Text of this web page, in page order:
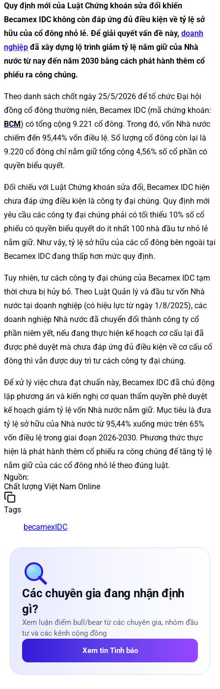
Quy định mới của Luật Chứng khoán sửa đổi khiến
Becamex IDC không còn đáp ứng đủ điều kiện về tỷ lệ sở
hữu của cổ đông nhỏ lẻ. Để giải quyết vấn đề này, doanh
nghiệp đã xây dựng lộ trình giảm tỷ lệ nắm giữ của Nhà
nước từ nay đến năm 2030 bằng cách phát hành thêm cổ
phiếu ra công chúng.
Theo danh sách chốt ngày 25/5/2026 để tổ chức Đại hội
đồng cổ đông thường niên, Becamex IDC (mã chứng khoán:
BCM) có tổng cộng 9.221 cổ đông. Trong đó, vốn Nhà nước
chiếm đến 95,44% vốn điều lệ. Số lượng cổ đông còn lại là
9.220 cổ đông chỉ nắm giữ tổng cộng 4,56% số cổ phần có
quyền biểu quyết.
Đối chiếu với Luật Chứng khoán sửa đổi, Becamex IDC hiện
chưa đáp ứng điều kiện là công ty đại chúng. Quy định mới
yêu cầu các công ty đại chúng phải có tối thiểu 10% số cổ
phiếu có quyền biểu quyết do ít nhất 100 nhà đầu tư nhỏ lẻ
nắm giữ. Như vậy, tỷ lệ sở hữu của các cổ đông bên ngoài tại
Becamex IDC đang thấp hơn mức quy định.
Tuy nhiên, tư cách công ty đại chúng của Becamex IDC tạm
thời chưa bị hủy bỏ. Theo Luật Quản lý và đầu tư vốn Nhà
nước tại doanh nghiệp (có hiệu lực từ ngày 1/8/2025), các
doanh nghiệp Nhà nước đã chuyển đổi thành công ty cổ
phần niêm yết, nếu đang thực hiện kế hoạch cơ cấu lại đã
được phê duyệt mà chưa đáp ứng đủ điều kiện về cơ cấu cổ
đông thì vẫn được duy trì tư cách công ty đại chúng.
Để xử lý việc chưa đạt chuẩn này, Becamex IDC đã chủ động
lập phương án và kiến nghị cơ quan thẩm quyền phê duyệt
kế hoạch giảm tỷ lệ vốn Nhà nước nắm giữ. Mục tiêu là đưa
tỷ lệ sở hữu của Nhà nước từ 95,44% xuống mức trên 65%
vốn điều lệ trong giai đoạn 2026-2030. Phương thức thực
hiện là phát hành thêm cổ phiếu ra công chúng để tăng tỷ lệ
nắm giữ của các cổ đông nhỏ lẻ theo đúng luật.
Nguồn:
Chất lượng Việt Nam Online
Tags
becamexIDC
Các chuyên gia đang nhận định
gì?
Xem luận điểm bull/bear từ các chuyên gia, nhóm đầu
tư và các kênh cộng đồng
Xem tin Tình báo